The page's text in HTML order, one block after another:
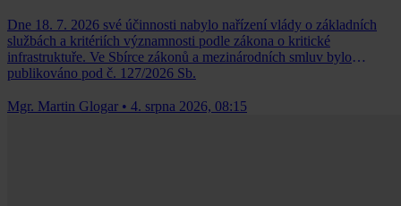
Dne 18. 7. 2026 své účinnosti nabylo nařízení vlády o základních
službách a kritériích významnosti podle zákona o kritické
infrastruktuře. Ve Sbírce zákonů a mezinárodních smluv bylo
publikováno pod č. 127/2026 Sb.
Mgr. Martin Glogar • 4. srpna 2026, 08:15